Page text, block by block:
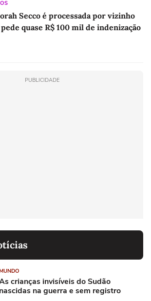
Secco é processada por vizinho
quase R$ 100 mil de indenização
PUBLICIDADE
crianças invisíveis do Sudão
nascidas na guerra e sem registro